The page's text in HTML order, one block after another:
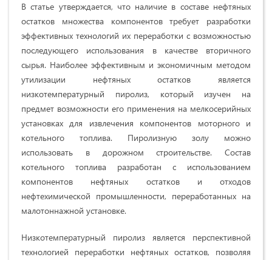
В статье утверждается, что наличие в составе нефтяных
остатков множества компонентов требует разработки
эффективных технологий их переработки с возможностью
последующего использования в качестве вторичного
сырья. Наиболее эффективным и экономичным методом
утилизации нефтяных остатков является
низкотемпературный пиролиз, который изучен на
предмет возможности его применения на мелкосерийных
установках для извлечения компонентов моторного и
котельного топлива. Пиролизную золу можно
использовать в дорожном строительстве. Состав
котельного топлива разработан с использованием
компонентов нефтяных остатков и отходов
нефтехимической промышленности, переработанных на
малотоннажной установке.
Низкотемпературный пиролиз является перспективной
технологией переработки нефтяных остатков, позволяя